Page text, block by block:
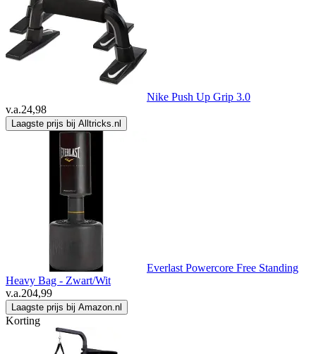
Nike Push Up Grip 3.0
v.a.24,98
Laagste prijs bij Alltricks.nl
Everlast Powercore Free Standing
Heavy Bag - Zwart/Wit
v.a.204,99
Laagste prijs bij Amazon.nl
Korting